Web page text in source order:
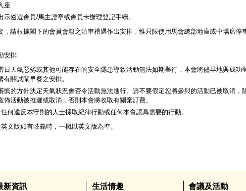
座
示遴選會員/馬主證章或會員卡辦理登記手續。
，請根據閣下的會員會籍之泊車禮遇作出安排，惟只限使用馬會總部地庫或中場席停
安排
日天氣惡劣或其他可能存在的安全隱患導致活動無法如期舉行，本會將儘早地與成功
有關試閘早餐之安排。
慎的方針決定天氣狀況會否令活動無法進行。請不要假定您將參與的活動已被取消，
佈活動被推遲或取消，否則本會將收取有關棄訂費。
何違反本守則的人士採取紀律行動或任何本會認爲需要的行動。
文版如有歧義時，一概以英文版為準。
新資訊 生活情趣 會議及活動